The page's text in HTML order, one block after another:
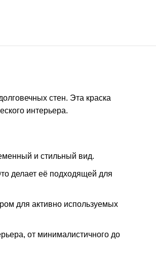
стен. Эта краска
интерьера.
и стильный вид.
делает её подходящей для
для активно используемых
от минималистичного до